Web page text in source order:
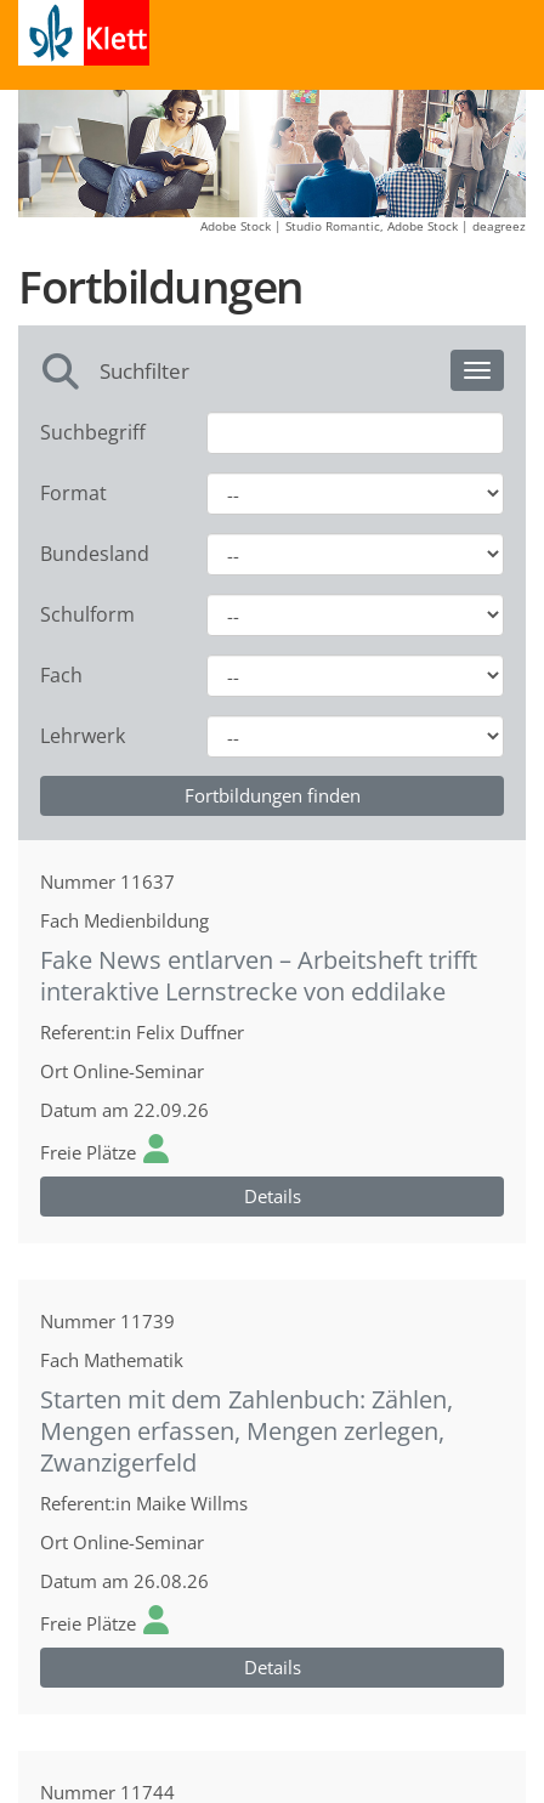
Adobe Stock | Studio Romantic, Adobe Stock | deagreez
Fortbildungen
Toggle
Suchfilter
Suchbegriff
Format
Bundesland
Schulform
Fach
Lehrwerk
Nummer 11637
Fach Medienbildung
Fake News entlarven – Arbeitsheft trifft
interaktive Lernstrecke von eddilake
Referent:in Felix Duffner
Ort Online-Seminar
Datum am 22.09.26
Freie Plätze
Details
Nummer 11739
Fach Mathematik
Starten mit dem Zahlenbuch: Zählen,
Mengen erfassen, Mengen zerlegen,
Zwanzigerfeld
Referent:in Maike Willms
Ort Online-Seminar
Datum am 26.08.26
Freie Plätze
Details
Nummer 11744